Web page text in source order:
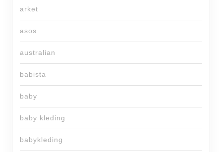
arket
asos
australian
babista
baby
baby kleding
babykleding